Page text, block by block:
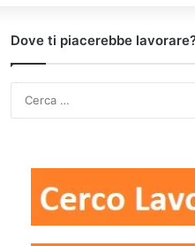
Dove ti piacerebbe